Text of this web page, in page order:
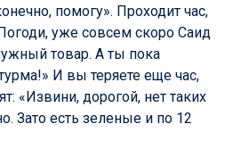
помогу». Проходит час,
уже совсем скоро Саид
товар. А ты пока
И вы теряете еще час,
«Извини, дорогой, нет таких
Зато есть зеленые и по 12